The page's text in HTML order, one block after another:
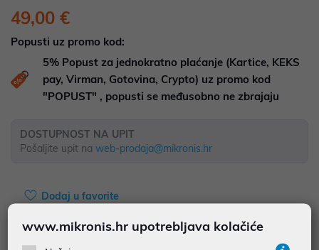
49,00 €
Popusti uz promo kod:
5% Popust za jednokratno plaćanje (Kartice, KEKS
pay, Virman, Gotovina, Crypto) uz promo kod
"POPUST" , popusti se međusobno ne zbrajaju
DOSTUPNOST NA UPIT
Pošaljite upit na web-prodaja@mikronis.hr
Dodaj u favorite
www.mikronis.hr upotrebljava kolačiće